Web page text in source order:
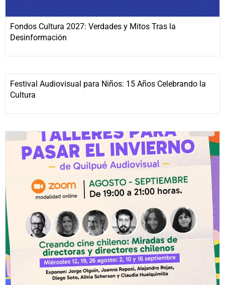
Fondos Cultura 2027: Verdades y Mitos Tras la
Desinformación
Festival Audiovisual para Niños: 15 Años Celebrando la
Cultura